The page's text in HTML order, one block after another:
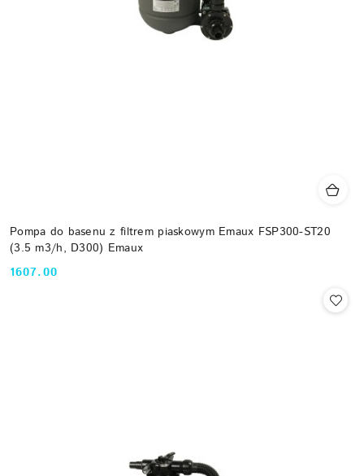
Pompa do basenu z filtrem piaskowym Emaux FSP300-ST20
(3.5 m3/h, D300) Emaux
Cena:
1607.00